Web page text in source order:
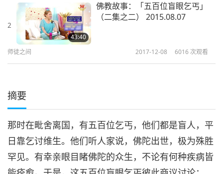
2
43:40
佛教故事：「五百位盲眼乞丐」
（二集之二） 2015.08.07
师徒之间 2017-12-08 6016 次观看
摘要
那时在毗舍离国，有五百位乞丐，他们都是盲人，平
日靠乞讨维生。他们听人家说，佛陀出世，极为殊胜
罕见。有幸亲眼目睹佛陀的众生，不论有何种疾病皆